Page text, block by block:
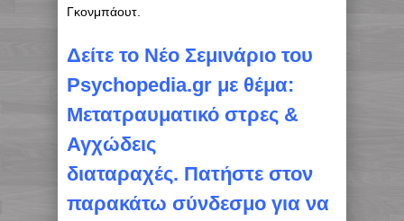
Γκονμπάουτ.
Δείτε το Νέο Σεμινάριο του
Psychopedia.gr με θέμα:
Μετατραυματικό στρες &
Αγχώδεις
διαταραχές. Πατήστε στον
παρακάτω σύνδεσμο για να